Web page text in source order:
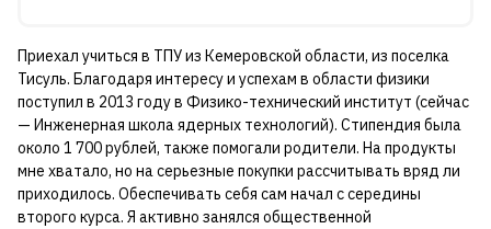
Приехал учиться в ТПУ из Кемеровской области, из поселка
Тисуль. Благодаря интересу и успехам в области физики
поступил в 2013 году в Физико-технический институт (сейчас
— Инженерная школа ядерных технологий). Стипендия была
около 1 700 рублей, также помогали родители. На продукты
мне хватало, но на серьезные покупки рассчитывать вряд ли
приходилось. Обеспечивать себя сам начал с середины
второго курса. Я активно занялся общественной